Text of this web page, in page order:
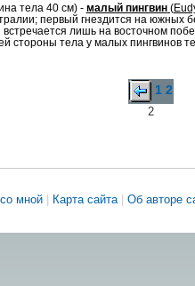
тела 40 см) - малый пингвин
первый гнездится на южных
лишь на восточном
стороны тела у малых пингвинов
1 2
2
мной Карта сайта|Об авторе